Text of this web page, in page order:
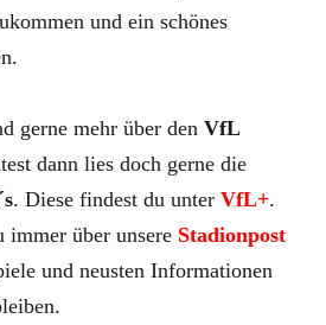
und ein schönes
gerne mehr über den VfL
dann lies doch gerne die
. Diese findest du unter VfL+.
immer über unsere Stadionpost
und neusten Informationen